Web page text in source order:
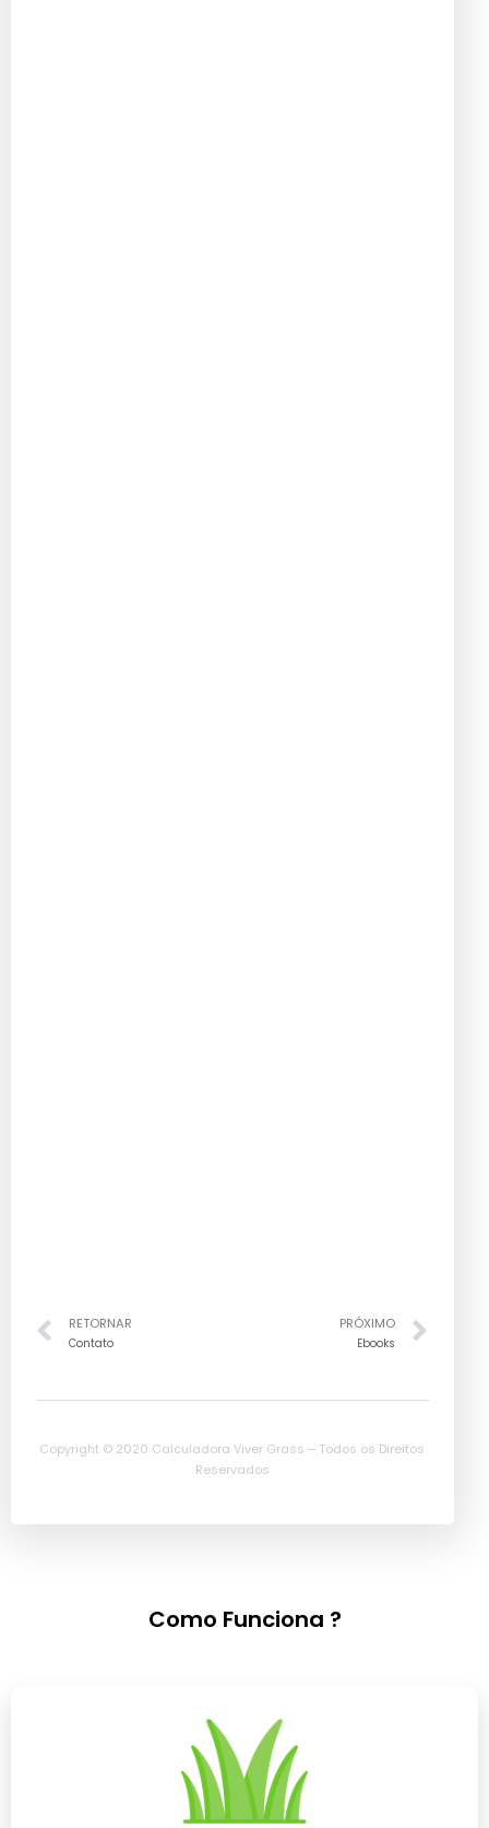
RETORNAR
Contato
PRÓXIMO
Ebooks
Copyright © 2020 Calculadora Viver Grass – Todos os Direitos
Reservados
Como Funciona ?